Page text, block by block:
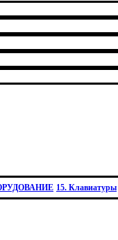
15. Клавиатуры